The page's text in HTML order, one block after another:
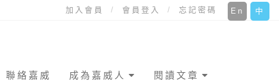
中
En
加入會員 會員登入 忘記密碼
聯絡嘉威 成為嘉威人 閱讀文章